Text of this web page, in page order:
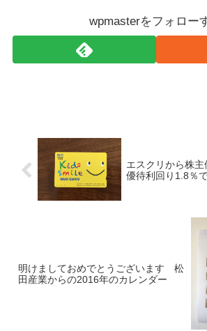
wpmasterをフォロー
エスクリから株
優待利回り1.8％
明けましておめでとうございます 松
田産業からの2016年のカレンダー